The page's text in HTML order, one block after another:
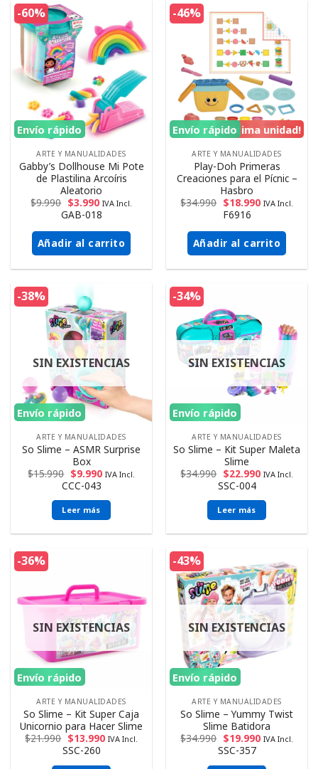
-60%
Envío rápido
ARTE Y MANUALIDADES
Gabby’s Dollhouse Mi Pote
de Plastilina Arcoíris
Aleatorio
$9.990 $3.990 IVA Incl.
GAB-018
Añadir al carrito
-46%
¡Ultima unidad!
Envío rápido
ARTE Y MANUALIDADES
Play-Doh Primeras
Creaciones para el Pícnic –
Hasbro
$34.990 $18.990 IVA Incl.
F6916
Añadir al carrito
-38%
Envío rápido
SIN EXISTENCIAS
ARTE Y MANUALIDADES
So Slime – ASMR Surprise
Box
$15.990 $9.990 IVA Incl.
CCC-043
Leer más
-34%
Envío rápido
SIN EXISTENCIAS
ARTE Y MANUALIDADES
So Slime – Kit Super Maleta
Slime
$34.990 $22.990 IVA Incl.
SSC-004
Leer más
-36%
Envío rápido
SIN EXISTENCIAS
ARTE Y MANUALIDADES
So Slime – Kit Super Caja
Unicornio para Hacer Slime
$21.990 $13.990 IVA Incl.
SSC-260
-43%
Envío rápido
SIN EXISTENCIAS
ARTE Y MANUALIDADES
So Slime – Yummy Twist
Slime Batidora
$34.990 $19.990 IVA Incl.
SSC-357